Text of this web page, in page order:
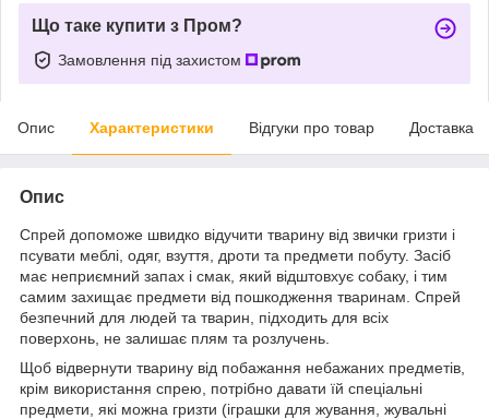
Що таке купити з Пром?
Замовлення під захистом
Опис Характеристики Відгуки про товар Доставка
Опис
Спрей допоможе швидко відучити тварину від звички гризти і
псувати меблі, одяг, взуття, дроти та предмети побуту. Засіб
має неприємний запах і смак, який відштовхує собаку, і тим
самим захищає предмети від пошкодження тваринам. Спрей
безпечний для людей та тварин, підходить для всіх
поверхонь, не залишає плям та розлучень.
Щоб відвернути тварину від побажання небажаних предметів,
крім використання спрею, потрібно давати їй спеціальні
предмети, які можна гризти (іграшки для жування, жувальні